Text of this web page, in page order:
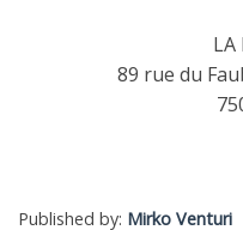
LA
89 rue du
Published by: Mirko Venturi